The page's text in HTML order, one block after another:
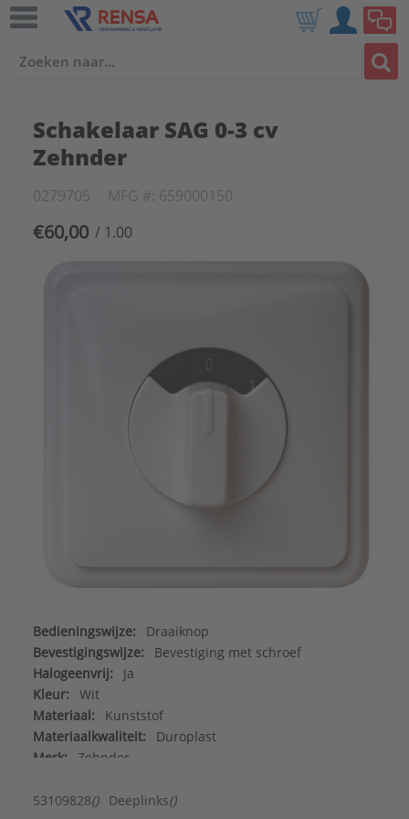
Schakelaar SAG 0-3 cv
Zehnder
0279705 MFG #: 659000150
€60,00 / 1.00
Bedieningswijze:
Draaiknop
Bevestigingswijze:
Bevestiging met schroef
Halogeenvrij:
Ja
Kleur:
Wit
Materiaal:
Kunststof
Materiaalkwaliteit:
Duroplast
Merk:
Zehnder
Montagewijze: Inbouw (stucwerk)
53109828() Deeplinks()